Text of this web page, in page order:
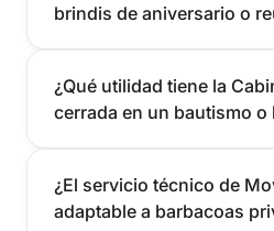
brindis de aniversario o
¿Qué utilidad tiene la
cerrada en un bautismo o
¿El servicio técnico de
adaptable a barbacoas